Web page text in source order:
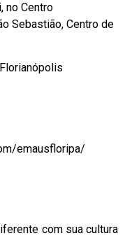
no Centro
Sebastião, Centro de
emausfloripa/
com sua cultura